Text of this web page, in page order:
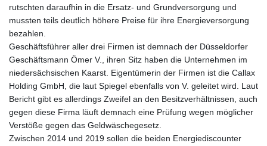
rutschten daraufhin in die Ersatz- und Grundversorgung und
mussten teils deutlich höhere Preise für ihre Energieversorgung
bezahlen.
Geschäftsführer aller drei Firmen ist demnach der Düsseldorfer
Geschäftsmann Ömer V., ihren Sitz haben die Unternehmen im
niedersächsischen Kaarst. Eigentümerin der Firmen ist die Callax
Holding GmbH, die laut Spiegel ebenfalls von V. geleitet wird. Laut
Bericht gibt es allerdings Zweifel an den Besitzverhältnissen, auch
gegen diese Firma läuft demnach eine Prüfung wegen möglicher
Verstöße gegen das Geldwäschegesetz.
Zwischen 2014 und 2019 sollen die beiden Energiediscounter